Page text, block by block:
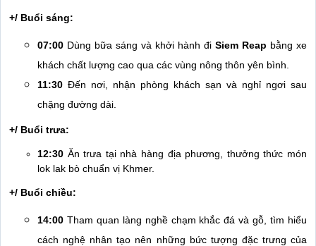
+/ Buổi sáng:
07:00 Dùng bữa sáng và khởi hành đi Siem Reap bằng xe
khách chất lượng cao qua các vùng nông thôn yên bình.
11:30 Đến nơi, nhận phòng khách sạn và nghỉ ngơi sau
chặng đường dài.
+/ Buổi trưa:
12:30 Ăn trưa tại nhà hàng địa phương, thưởng thức món
lok lak bò chuẩn vị Khmer.
+/ Buổi chiều:
14:00 Tham quan làng nghề chạm khắc đá và gỗ, tìm hiểu
cách nghệ nhân tạo nên những bức tượng đặc trưng của